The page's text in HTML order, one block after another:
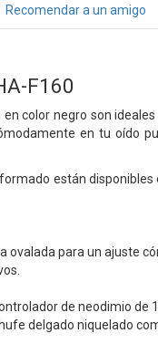
Recomendar a un amigo
F160
color negro son
en tu oído
están
ovalada para un ajuste
de neodimio de
delgado niquelado